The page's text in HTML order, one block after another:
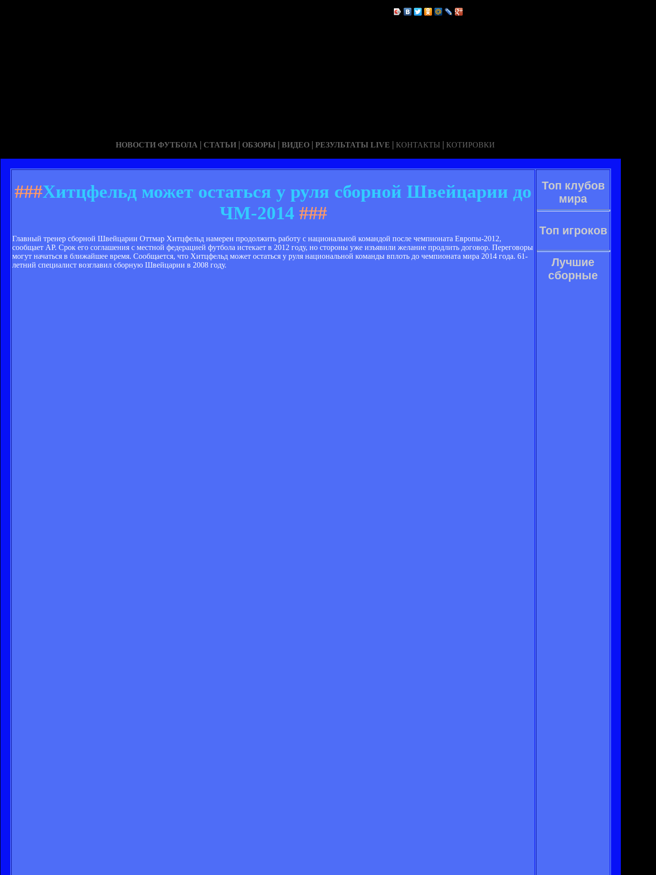
НОВОСТИ ФУТБОЛА | СТАТЬИ | ОБЗОРЫ | ВИДЕО | РЕЗУЛЬТАТЫ LIVE | КОНТАКТЫ | КОТИРОВКИ
###Хитцфельд может остаться у руля сборной Швейцарии до
ЧМ-2014###
Главный тренер сборной Швейцарии Оттмар Хитцфельд намерен продолжить работу с национальной командой после чемпионата Европы-2012,
сообщает AP. Срок его соглашения с местной федерацией футбола истекает в 2012 году, но стороны уже изъявили желание продлить договор. Переговоры
могут начаться в ближайшее время. Сообщается, что Хитцфельд может остаться у руля национальной команды вплоть до чемпионата мира 2014 года. 61-
летний специалист возглавил сборную Швейцарии в 2008 году.
Топ клубов
мира
Топ игроков
Лучшие
сборные